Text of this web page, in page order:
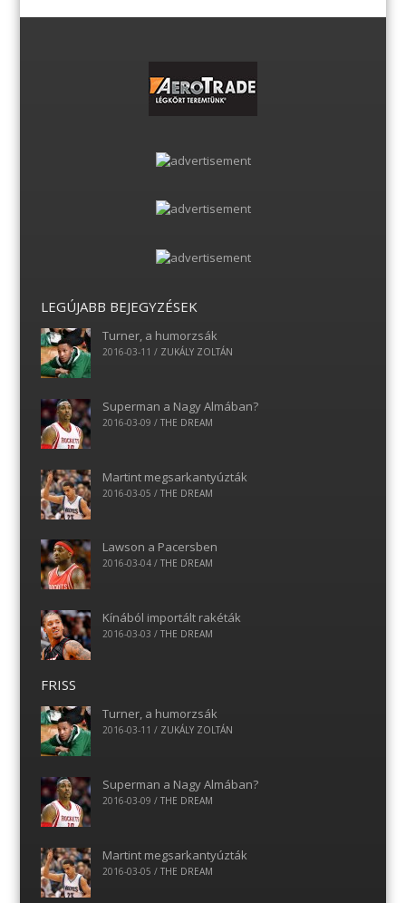
LEGÚJABB BEJEGYZÉSEK
Turner, a humorzsák
2016-03-11 / ZUKÁLY ZOLTÁN
Superman a Nagy Almában?
2016-03-09 / THE DREAM
Martint megsarkantyúzták
2016-03-05 / THE DREAM
Lawson a Pacersben
2016-03-04/ THE DREAM
Kínából importált rakéták
2016-03-03 / THE DREAM
FRISS
Turner, a humorzsák
2016-03-11 / ZUKÁLY ZOLTÁN
Superman a Nagy Almában?
2016-03-09 / THE DREAM
Martint megsarkantyúzták
2016-03-05 / THE DREAM